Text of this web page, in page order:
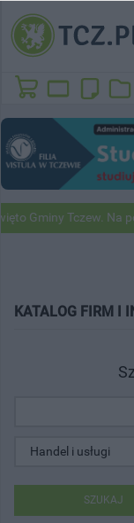
Gminy Tczew. Na
KATALOG FIRM I
SZUKAJ